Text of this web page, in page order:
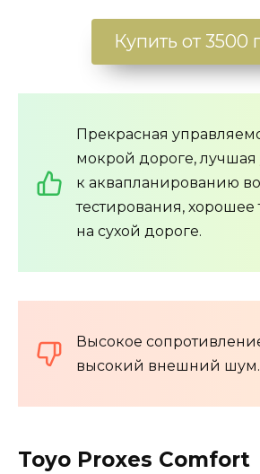
Купить от 3500
Прекрасная
мокрой дороге, лучшая
к аквапланированию
тестирования,
на сухой дороге.
Высокое
высокий внешний шум.
Toyo Proxes Comfort